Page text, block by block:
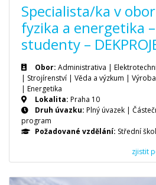
Specialista/ka v
fyzika a energetika
studenty –
Obor: Administrativa |
| Strojírenství | Věda a výzkum |
| Energetika
Lokalita: Praha 10
Druh úvazku: Plný úvazek |
program
Požadované vzdělání: Střední
zjistit